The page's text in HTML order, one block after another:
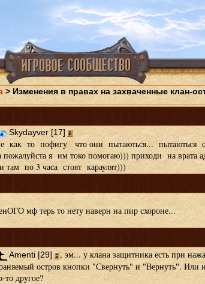
> Изменения в правах на захваченные клан-
Skydayver [17]
как то пофигу что они пытаються... пытаються
пожалуйста я им токо помогаю))) приходи на врата
там по 3 часа стоят караулят)))
мф терь то нету наверн на пир схороне...
Amenti [29]
, эм... у клана защитника есть при
остров кнопки "Свернуть" и "Вернуть". Или
то другое?